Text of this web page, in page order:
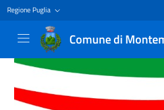
Regione Puglia
Comune di
Homepage